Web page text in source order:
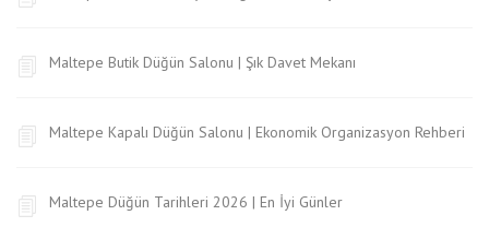
Maltepe Butik Düğün Salonu | Şık Davet Mekanı
Maltepe Kapalı Düğün Salonu | Ekonomik Organizasyon Rehberi
Maltepe Düğün Tarihleri 2026 | En İyi Günler